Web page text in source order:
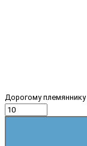
Дорогому племяннику